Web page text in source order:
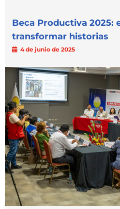
Beca Productiva 2025:
transformar historias
4 de junio de 2025